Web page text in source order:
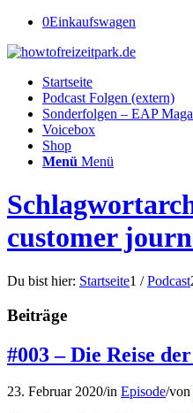
0Einkaufswagen
Startseite
Podcast Folgen (extern)
Sonderfolgen – EAP
Voicebox
Shop
Menü Menü
customer
Du bist hier: Startseite1 / Podcast
Beiträge
#003 – Die Reise
23. Februar 2020/in Episode/von